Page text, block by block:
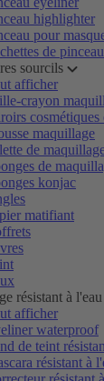
highlighter
pour
de
sourcils
afficher
crayon
maquillage
de
de
konjac
matifiant
résistant à l'eau
afficher
waterproof
de teint
résistant à